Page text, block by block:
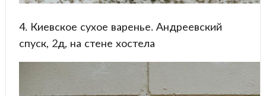
4. Киевское сухое варенье. Андреевский
спуск, 2д, на стене хостела